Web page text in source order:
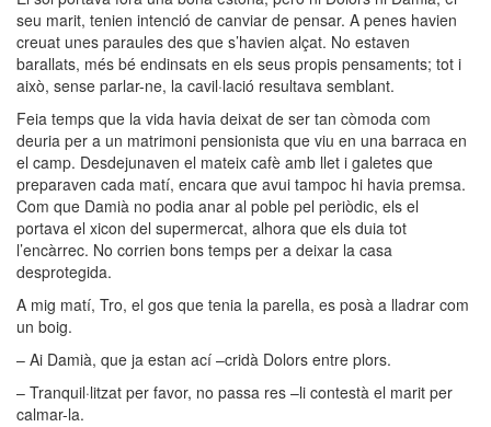
seu marit, tenien intenció de canviar de pensar. A penes havien
creuat unes paraules des que s’havien alçat. No estaven
barallats, més bé endinsats en els seus propis pensaments; tot i
això, sense parlar-ne, la cavil·lació resultava semblant.
Feia temps que la vida havia deixat de ser tan còmoda com
deuria per a un matrimoni pensionista que viu en una barraca en
el camp. Desdejunaven el mateix cafè amb llet i galetes que
preparaven cada matí, encara que avui tampoc hi havia premsa.
Com que Damià no podia anar al poble pel periòdic, els el
portava el xicon del supermercat, alhora que els duia tot
l’encàrrec. No corrien bons temps per a deixar la casa
desprotegida.
A mig matí, Tro, el gos que tenia la parella, es posà a lladrar com
un boig.
– Ai Damià, que ja estan ací –cridà Dolors entre plors.
– Tranquil·litzat per favor, no passa res –li contestà el marit per
calmar-la.